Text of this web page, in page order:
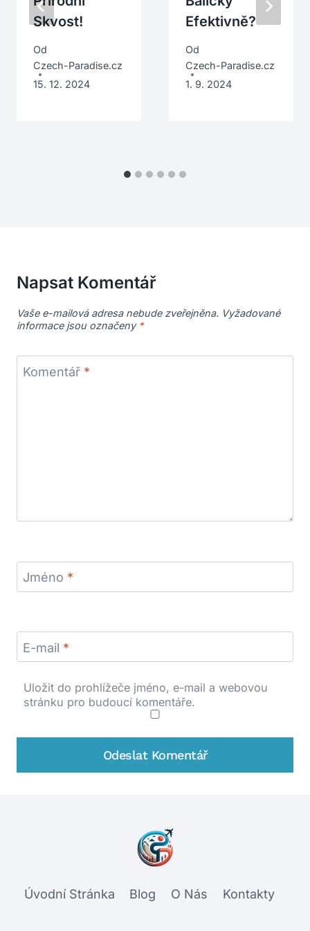
Skvost!
Od
Czech-Paradise.cz
15. 12. 2024
Efektivně?
Od
Czech-Paradise.cz
1. 9. 2024
Napsat Komentář
Vaše e-mailová adresa nebude zveřejněna. Vyžadované
informace jsou označeny *
Komentář *
Jméno *
E-mail *
Uložit do prohlížeče jméno, e-mail a webovou
stránku pro budoucí komentáře.
Úvodní Stránka Blog O Nás Kontakty